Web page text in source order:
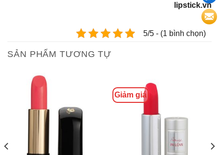
lipstick.vn
5/5 - (1 bình chọn)
SẢN PHẨM TƯƠNG TỰ
Giảm giá